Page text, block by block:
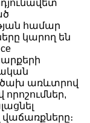
համար
կարող են
առևտրով
որոշումներ,